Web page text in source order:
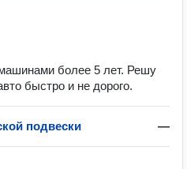
более 5 лет. Решу
быстро и не дорого.
подвески —